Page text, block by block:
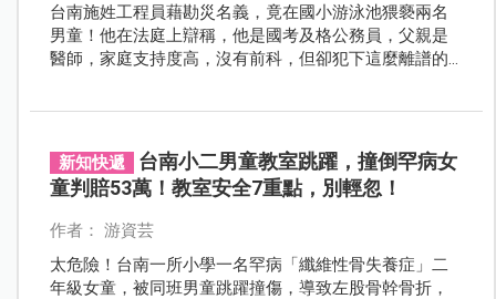
台南施姓工程員藉勘災名義，竟在國小游泳池猥褻兩名
男童！他在法庭上辯稱，他是國考及格公務員，父親是
醫師，家庭支持度高，沒有前科，但卻犯下這麼離譜的
新知快遞
台南小二男童教室跳躍，撞倒罕病女
童判賠53萬！教室安全7重點，別輕忽！
作者： 游資芸
太危險！台南一所小學一名罕病「纖維性骨失養症」二
年級女童，被同班男童跳躍撞傷，導致左股骨幹骨折，